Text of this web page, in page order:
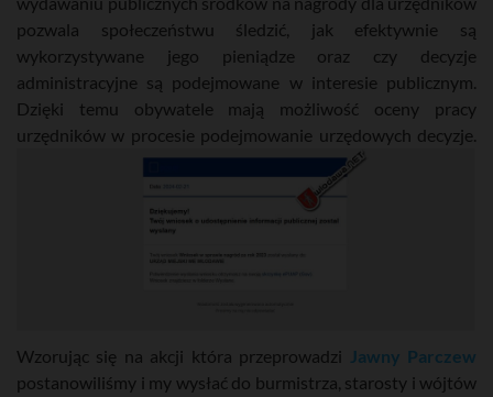
pozwala społeczeństwu śledzić, jak efektywnie są
wykorzystywane jego pieniądze oraz czy decyzje
administracyjne są podejmowane w interesie publicznym.
Dzięki temu obywatele mają możliwość oceny pracy
urzędników w procesie podejmowanie urzędowych decyzje.
Wzorując się na akcji która przeprowadzi Jawny Parczew
postanowiliśmy i my wysłać do burmistrza, starosty i wójtów